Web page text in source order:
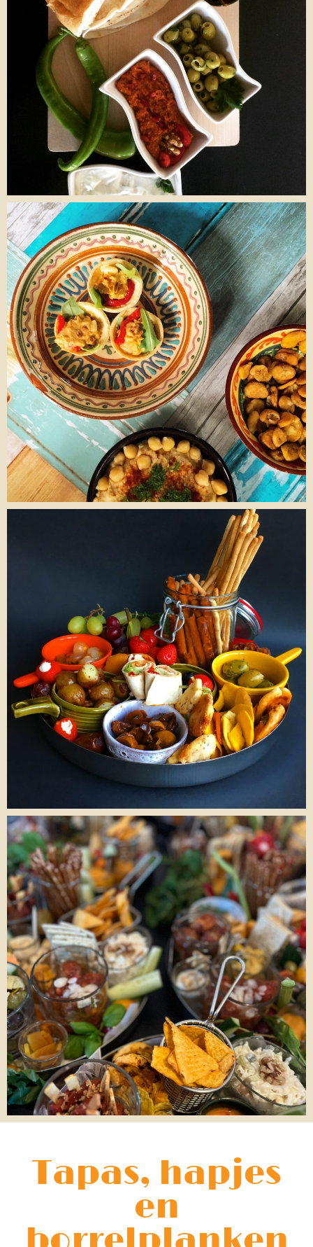
Tapas, hapjes
en